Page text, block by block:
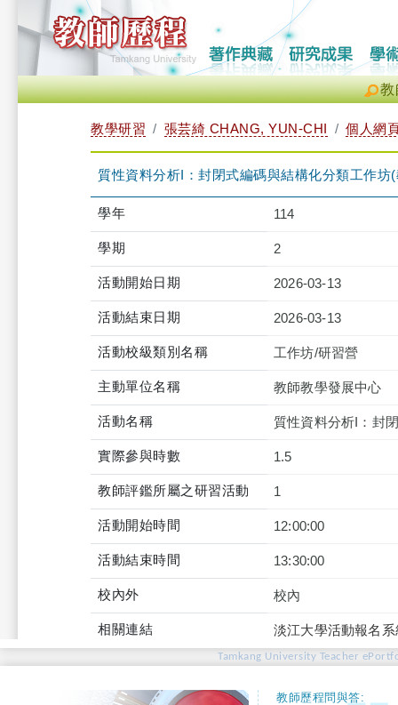
教
教學研習 張芸綺 CHANG, YUN-CHI 個人網
質性資料分析I：封閉式編碼與結構化分類工作
學年 114
學期 2
活動開始日期 2026-03-13
活動結束日期 2026-03-13
活動校級類別名稱 工作坊/研習營
主動單位名稱 教師教學發展中心
活動名稱 質性資料分析I：封
實際參與時數 1.5
教師評鑑所屬之研習活動 1
活動開始時間 12:00:00
活動結束時間 13:30:00
校內外 校內
相關連結 淡江大學活動報名
Tamkang University Teacher
教師歷程問與答: